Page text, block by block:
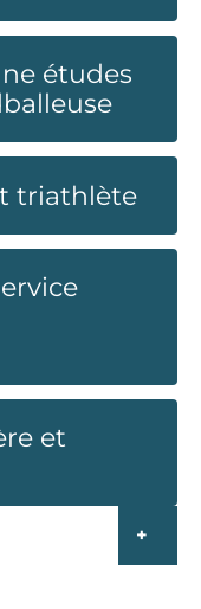
études
triathlète
et